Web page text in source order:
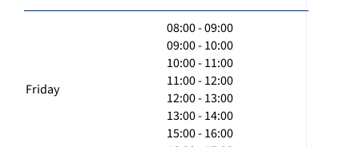
Friday
08:00 - 09:00
09:00 - 10:00
10:00 - 11:00
11:00 - 12:00
12:00 - 13:00
13:00 - 14:00
15:00 - 16:00